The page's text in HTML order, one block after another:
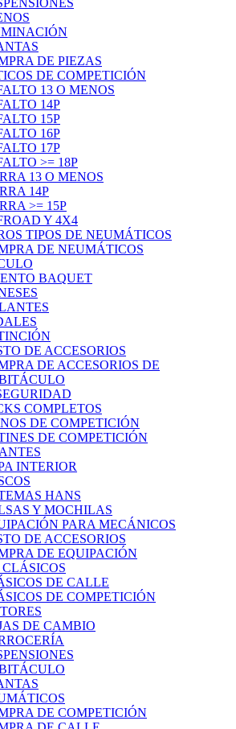
DE PIEZAS
DE COMPETICIÓN
13 O MENOS
14P
15P
16P
17P
>= 18P
13 O MENOS
14P
>= 15P
Y 4X4
TIPOS DE NEUMÁTICOS
DE NEUMÁTICOS
BAQUET
DE ACCESORIOS
DE ACCESORIOS DE
COMPLETOS
DE COMPETICIÓN
DE COMPETICIÓN
INTERIOR
HANS
Y MOCHILAS
PARA MECÁNICOS
DE ACCESORIOS
DE EQUIPACIÓN
DE CALLE
DE COMPETICIÓN
DE CAMBIO
DE COMPETICIÓN